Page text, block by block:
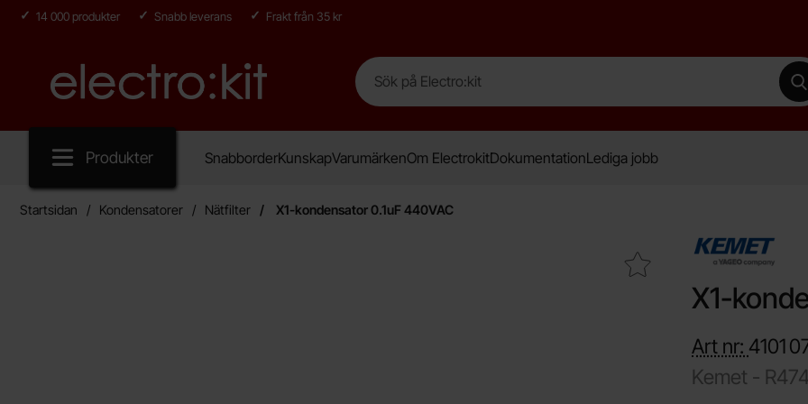
14 000 produkter Snabb leverans Frakt från 35 kr
Startsidan för Electro:kit
Sök
Sök på Electro:kit
Produkter SnabborderKunskapVarumärkenOm ElectrokitDokumentationLediga jobb
Startsidan Kondensatorer Nätfilter X1-kondensator 0.1uF 440VAC
Makera x1-kondensator 0.1uF 440VAC som favorit
X1-
Art nr: 4101
Kemet -